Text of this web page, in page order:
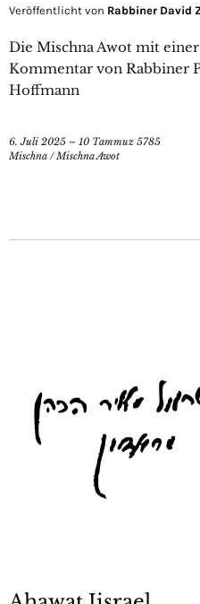
Veröffentlicht von Rabbiner David
Die Mischna Awot mit
Kommentar von Rabbiner
Hoffmann
6. Juli 2025 – 10 Tammuz 5785
Mischna /Mischna Awot